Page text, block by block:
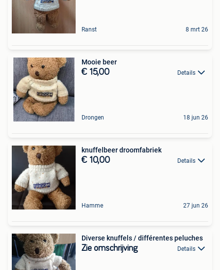
Ranst 8 mrt 26
Mooie beer
€ 15,00 Details
Drongen 18 jun 26
knuffelbeer droomfabriek
€ 10,00 Details
Hamme 27 jun 26
Diverse knuffels / différentes peluches
Zie omschrijving Details